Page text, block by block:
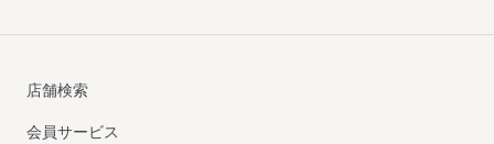
店舗検索
会員サービス